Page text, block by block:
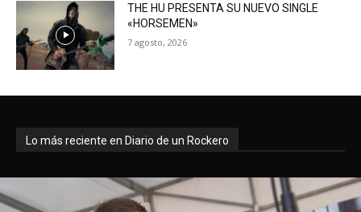
THE HU PRESENTA SU NUEVO SINGLE
«HORSEMEN»
7 agosto, 2026
Lo más reciente en Diario de un Rockero